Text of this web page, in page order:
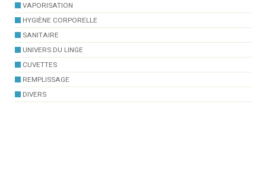
VAPORISATION
HYGIÈNE CORPORELLE
SANITAIRE
UNIVERS DU LINGE
CUVETTES
REMPLISSAGE
DIVERS